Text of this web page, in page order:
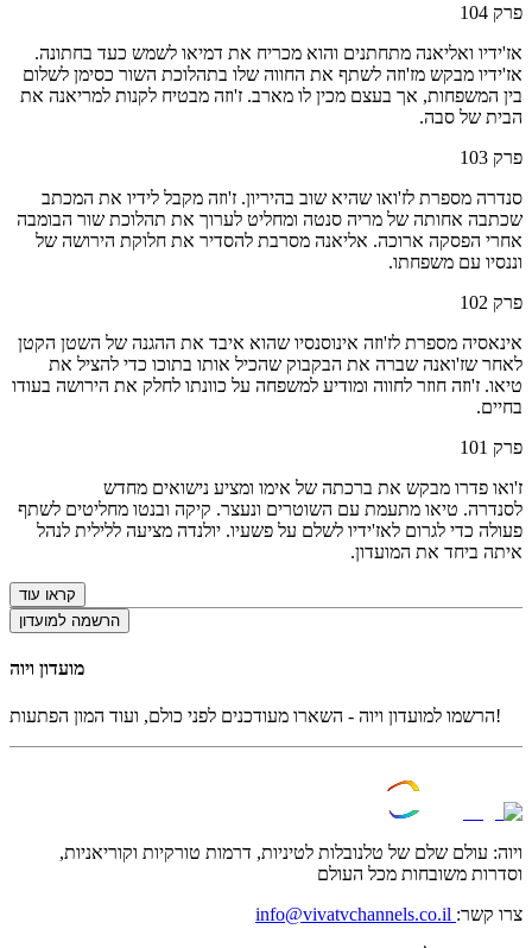
פרק 104
אז'ידיו ואליאנה מתחתנים והוא מכריח את דמיאו לשמש כעד בחתונה.
אז'ידיו מבקש מז'וזה לשתף את החווה שלו בתהלוכת השור כסימן לשלום
בין המשפחות, אך בעצם מכין לו מארב. ז'וזה מבטיח לקנות למריאנה את
הבית של סבה.
פרק 103
סנדרה מספרת לז'ואו שהיא שוב בהיריון. ז'וזה מקבל לידיו את המכתב
שכתבה אחותה של מריה סנטה ומחליט לערוך את תהלוכת שור הבומבה
אחרי הפסקה ארוכה. אליאנה מסרבת להסדיר את חלוקת הירושה של
וננסיו עם משפחתו.
פרק 102
אינאסיה מספרת לז'וזה אינוסנסיו שהוא איבד את ההגנה של השטן הקטן
לאחר שז'ואנה שברה את הבקבוק שהכיל אותו בתוכו כדי להציל את
טיאו. ז'וזה חוזר לחווה ומודיע למשפחה על כוונתו לחלק את הירושה בעודו
בחיים.
פרק 101
ז'ואו פדרו מבקש את ברכתה של אימו ומציע נישואים מחדש
לסנדרה. טיאו מתעמת עם השוטרים ונעצר. קיקה ובנטו מחליטים לשתף
פעולה כדי לגרום לאז'ידיו לשלם על פשעיו. יולנדה מציעה ללילית לנהל
איתה ביחד את המועדון.
קראו עוד
הרשמה למועדון
מועדון ויוה
הרשמו למועדון ויוה - השארו מעודכנים לפני כולם, ועוד המון הפתעות!
ויוה: עולם שלם של טלנובלות לטיניות, דרמות טורקיות וקוריאניות,
וסדרות משובחות מכל העולם
צרו קשר: